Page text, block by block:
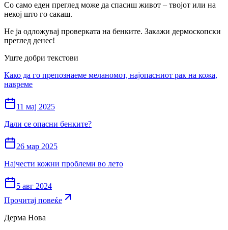
Со само еден преглед може да спасиш живот – твојот или на
некој што го сакаш.
Не ја одложувај проверката на бенките. Закажи дермоскопски
преглед денес!
Уште добри текстови
Како да го препознаеме меланомот, најопасниот рак на кожа,
навреме
11 мај 2025
Дали се опасни бенките?
26 мар 2025
Најчести кожни проблеми во лето
5 авг 2024
Прочитај повеќе
Дерма Нова